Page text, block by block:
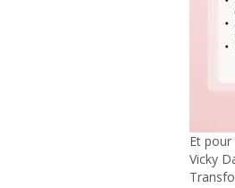
Et
Vicky